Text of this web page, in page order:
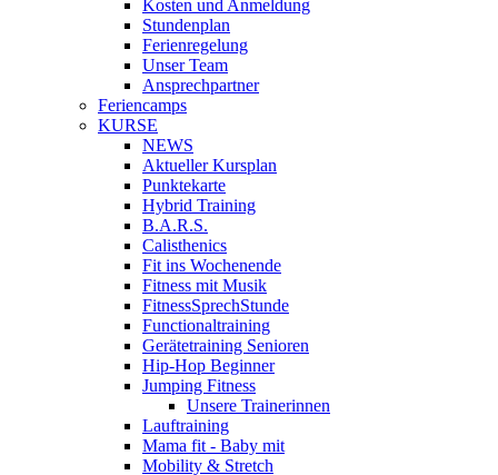
Kosten und Anmeldung
Stundenplan
Ferienregelung
Unser Team
Ansprechpartner
Feriencamps
KURSE
NEWS
Aktueller Kursplan
Punktekarte
Hybrid Training
B.A.R.S.
Calisthenics
Fit ins Wochenende
Fitness mit Musik
FitnessSprechStunde
Functionaltraining
Gerätetraining Senioren
Hip-Hop Beginner
Jumping Fitness
Unsere Trainerinnen
Lauftraining
Mama fit - Baby mit
Mobility & Stretch